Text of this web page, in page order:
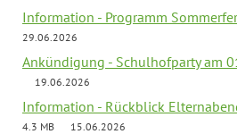
Information - Programm
29.06.2026
Ankündigung - Schulhofparty am
19.06.2026
Information - Rückblick
4.3 MB
15.06.2026